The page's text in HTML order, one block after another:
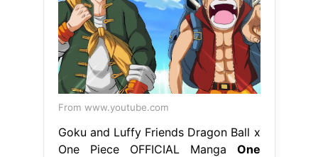
From www.youtube.com
Goku and Luffy Friends Dragon Ball x
One Piece OFFICIAL Manga One